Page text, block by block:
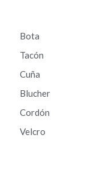
Bota
Tacón
Cuña
Blucher
Cordón
Velcro